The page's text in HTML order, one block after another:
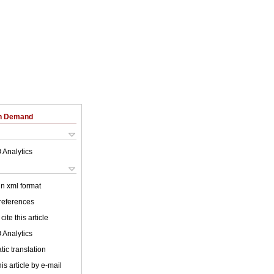
Demand
Analytics
xml format
this article
Analytics
translation
article by e-mail